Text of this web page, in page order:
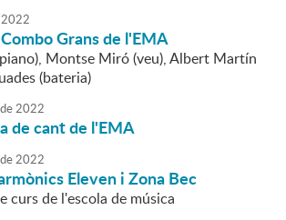
2022
Grans de l'EMA
Montse Miró (veu), Albert Martín
(bateria)
de2022
de cant de l'EMA
de2022
Eleven i Zona Bec
curs de l'escola de música